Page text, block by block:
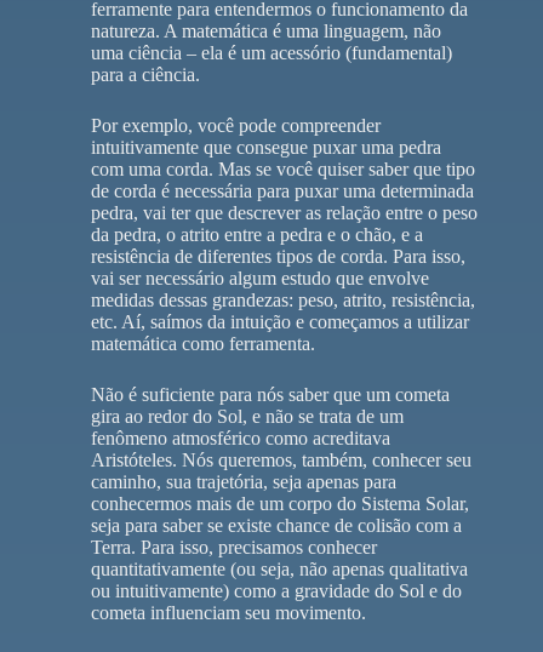
ferramente para entendermos o funcionamento da
natureza. A matemática é uma linguagem, não
uma ciência – ela é um acessório (fundamental)
para a ciência.
Por exemplo, você pode compreender
intuitivamente que consegue puxar uma pedra
com uma corda. Mas se você quiser saber que tipo
de corda é necessária para puxar uma determinada
pedra, vai ter que descrever as relação entre o peso
da pedra, o atrito entre a pedra e o chão, e a
resistência de diferentes tipos de corda. Para isso,
vai ser necessário algum estudo que envolve
medidas dessas grandezas: peso, atrito, resistência,
etc. Aí, saímos da intuição e começamos a utilizar
matemática como ferramenta.
Não é suficiente para nós saber que um cometa
gira ao redor do Sol, e não se trata de um
fenômeno atmosférico como acreditava
Aristóteles. Nós queremos, também, conhecer seu
caminho, sua trajetória, seja apenas para
conhecermos mais de um corpo do Sistema Solar,
seja para saber se existe chance de colisão com a
Terra. Para isso, precisamos conhecer
quantitativamente (ou seja, não apenas qualitativa
ou intuitivamente) como a gravidade do Sol e do
cometa influenciam seu movimento.